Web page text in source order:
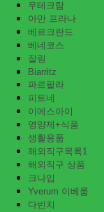
우테크람
아만 프라나
베르크란드
베네코스
잘링
Biarritz
파르팔라
피트네
이에스아이
영양제+식품
생활용품
해외직구목록1
해외직구 상품
크나입
Yverum 이베룸
다빈치